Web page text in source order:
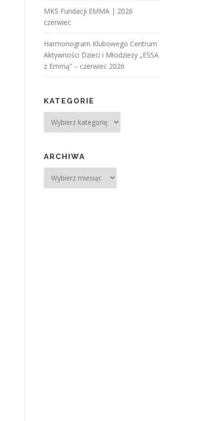
MKS Fundacji EMMA | 2026
czerwiec
Harmonogram Klubowego Centrum
Aktywności Dzieci i Młodzieży „ESSA
z Emmą” – czerwiec 2026
KATEGORIE
ARCHIWA